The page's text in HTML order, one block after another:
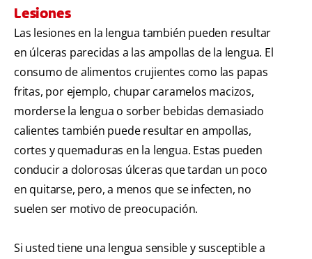
Lesiones
Las lesiones en la lengua también pueden resultar
en úlceras parecidas a las ampollas de la lengua. El
consumo de alimentos crujientes como las papas
fritas, por ejemplo, chupar caramelos macizos,
morderse la lengua o sorber bebidas demasiado
calientes también puede resultar en ampollas,
cortes y quemaduras en la lengua. Estas pueden
conducir a dolorosas úlceras que tardan un poco
en quitarse, pero, a menos que se infecten, no
suelen ser motivo de preocupación.
Si usted tiene una lengua sensible y susceptible a